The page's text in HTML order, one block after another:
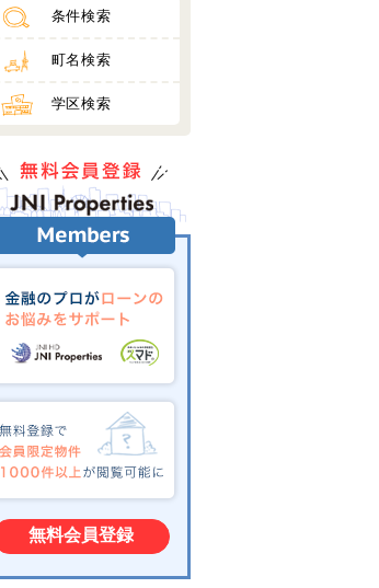
条件検索
町名検索
学区検索
無料会員登録